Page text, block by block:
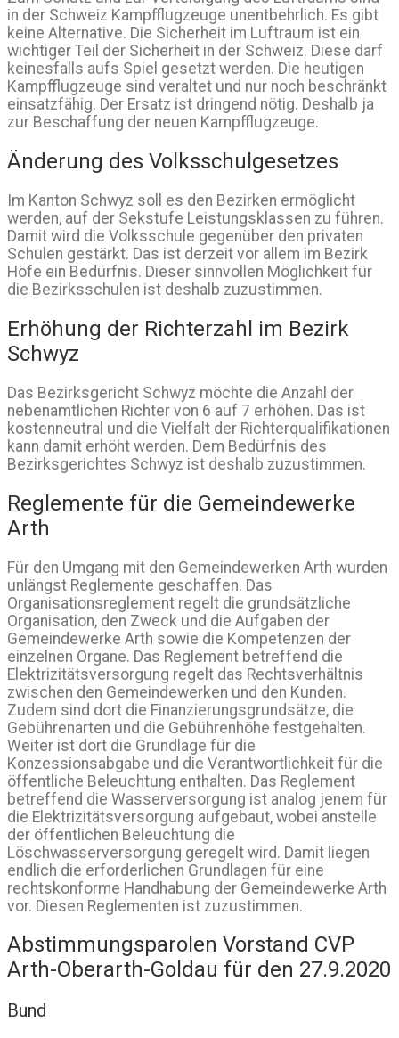
in der Schweiz Kampfflugzeuge unentbehrlich. Es gibt
keine Alternative. Die Sicherheit im Luftraum ist ein
wichtiger Teil der Sicherheit in der Schweiz. Diese darf
keinesfalls aufs Spiel gesetzt werden. Die heutigen
Kampfflugzeuge sind veraltet und nur noch beschränkt
einsatzfähig. Der Ersatz ist dringend nötig. Deshalb ja
zur Beschaffung der neuen Kampfflugzeuge.
Änderung des Volksschulgesetzes
Im Kanton Schwyz soll es den Bezirken ermöglicht
werden, auf der Sekstufe Leistungsklassen zu führen.
Damit wird die Volksschule gegenüber den privaten
Schulen gestärkt. Das ist derzeit vor allem im Bezirk
Höfe ein Bedürfnis. Dieser sinnvollen Möglichkeit für
die Bezirksschulen ist deshalb zuzustimmen.
Erhöhung der Richterzahl im Bezirk
Schwyz
Das Bezirksgericht Schwyz möchte die Anzahl der
nebenamtlichen Richter von 6 auf 7 erhöhen. Das ist
kostenneutral und die Vielfalt der Richterqualifikationen
kann damit erhöht werden. Dem Bedürfnis des
Bezirksgerichtes Schwyz ist deshalb zuzustimmen.
Reglemente für die Gemeindewerke
Arth
Für den Umgang mit den Gemeindewerken Arth wurden
unlängst Reglemente geschaffen. Das
Organisationsreglement regelt die grundsätzliche
Organisation, den Zweck und die Aufgaben der
Gemeindewerke Arth sowie die Kompetenzen der
einzelnen Organe. Das Reglement betreffend die
Elektrizitätsversorgung regelt das Rechtsverhältnis
zwischen den Gemeindewerken und den Kunden.
Zudem sind dort die Finanzierungsgrundsätze, die
Gebührenarten und die Gebührenhöhe festgehalten.
Weiter ist dort die Grundlage für die
Konzessionsabgabe und die Verantwortlichkeit für die
öffentliche Beleuchtung enthalten. Das Reglement
betreffend die Wasserversorgung ist analog jenem für
die Elektrizitätsversorgung aufgebaut, wobei anstelle
der öffentlichen Beleuchtung die
Löschwasserversorgung geregelt wird. Damit liegen
endlich die erforderlichen Grundlagen für eine
rechtskonforme Handhabung der Gemeindewerke Arth
vor. Diesen Reglementen ist zuzustimmen.
Abstimmungsparolen Vorstand CVP
Arth-Oberarth-Goldau für den 27.9.2020
Bund